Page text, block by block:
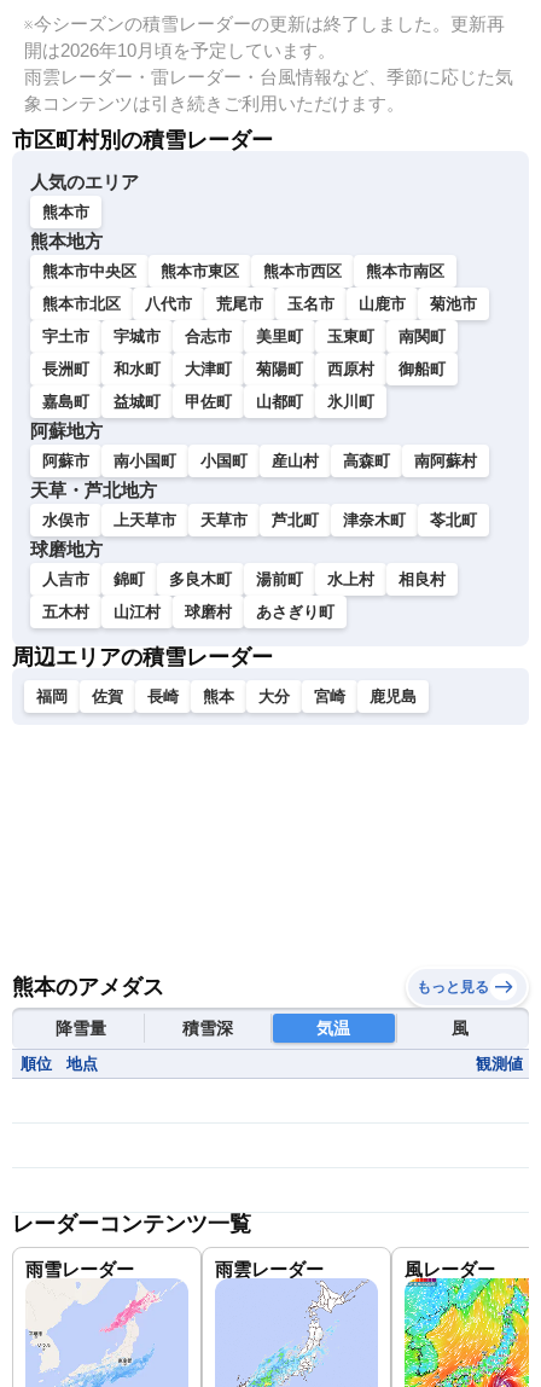
※今シーズンの積雪レーダーの更新は終了しました。更新再
開は2026年10月頃を予定しています。
雨雲レーダー・雷レーダー・台風情報など、季節に応じた気
象コンテンツは引き続きご利用いただけます。
市区町村別の積雪レーダー
人気のエリア
熊本市
熊本地方
熊本市中央区 熊本市東区 熊本市西区
熊本市南区
熊本市北区
八代市 荒尾市 玉名市 山鹿市
菊池市
宇土市
宇城市 合志市 美里町 玉東町
南関町
長洲町
和水町 大津町 菊陽町 西原村
御船町
嘉島町
益城町 甲佐町 山都町 氷川町
阿蘇地方
阿蘇市 南小国町 小国町 産山村 高森町 南阿蘇村
天草・芦北地方
水俣市 上天草市 天草市 芦北町 津奈木町 苓北町
球磨地方
人吉市 錦町 多良木町 湯前町 水上村
相良村
五木村
山江村 球磨村 あさぎり町
周辺エリアの積雪レーダー
福岡 佐賀 長崎 熊本 大分 宮崎 鹿児島
熊本のアメダス もっと見る
降雪量 積雪深 気温 風
順位 地点 観測値
レーダーコンテンツ一覧
雨雪レーダー 雨雲レーダー 風レーダー